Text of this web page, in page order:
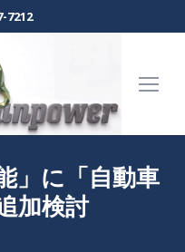
7212
」に「自動車
加検討